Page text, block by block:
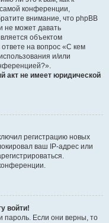
конференции,
внимание, что phpBB
не может давать
объектом
на вопрос «С кем
и/или
акт не имеет юридической
регистрацию новых
ваш IP-адрес или
войти!
пароль. Если они верны, то